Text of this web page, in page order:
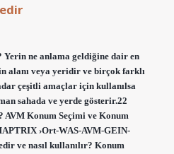
ne anlama geldiğine dair en
alanı veya yeridir ve birçok farklı
çeşitli amaçlar için kullanılsa
sahada ve yerde gösterir.22
AVM Konum Seçimi ve Konum
›Ort-WAS-AVM-GEIN-
ve nasıl kullanılır? Konum